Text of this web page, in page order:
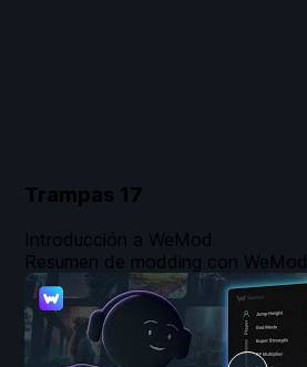
Trampas 17
Introducción a WeMod
Resumen de modding con WeMod